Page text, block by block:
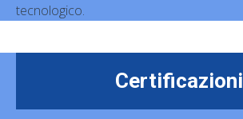
tecnologico.
Certificazioni